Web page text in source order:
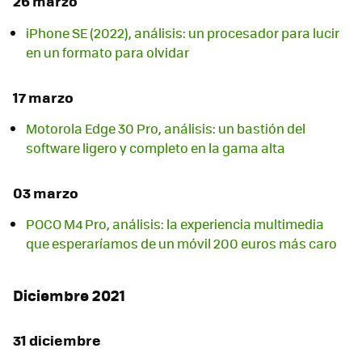
iPhone SE (2022), análisis: un procesador para lucir
en un formato para olvidar
17 marzo
Motorola Edge 30 Pro, análisis: un bastión del
software ligero y completo en la gama alta
03 marzo
POCO M4 Pro, análisis: la experiencia multimedia
que esperaríamos de un móvil 200 euros más caro
Diciembre 2021
31 diciembre